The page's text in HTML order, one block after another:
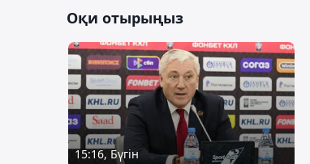
Оқи отырыңыз
15:16, Бүгін